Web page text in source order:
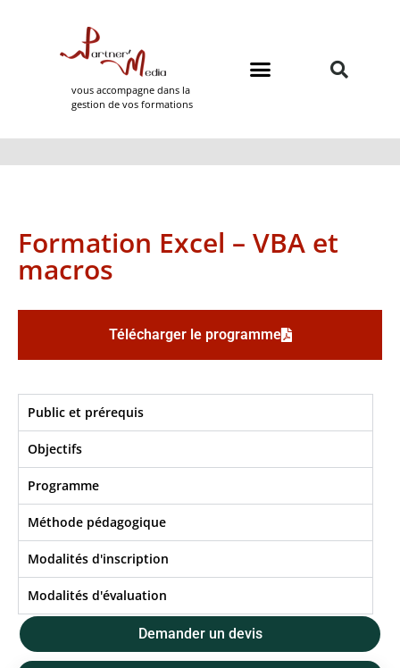
vous accompagne dans la
gestion de vos formations
Formation Excel – VBA et
macros
Télécharger le programme
Public et prérequis
Objectifs​
Programme
Méthode pédagogique
Modalités d'inscription
Modalités d'évaluation
Demander un devis